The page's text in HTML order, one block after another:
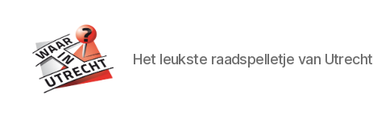
Het leukste raadspelletje van Utrecht